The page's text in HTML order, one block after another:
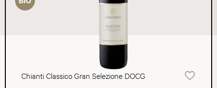
Chianti Classico Gran Selezione DOCG